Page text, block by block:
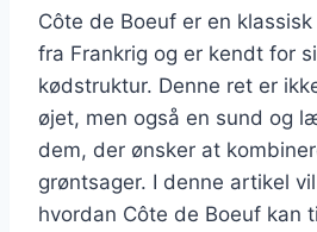
Côte de Boeuf er en
fra Frankrig og er kendt for
kødstruktur. Denne ret er
øjet, men også en sund og
dem, der ønsker at
grøntsager. I denne artikel
hvordan Côte de Boeuf kan